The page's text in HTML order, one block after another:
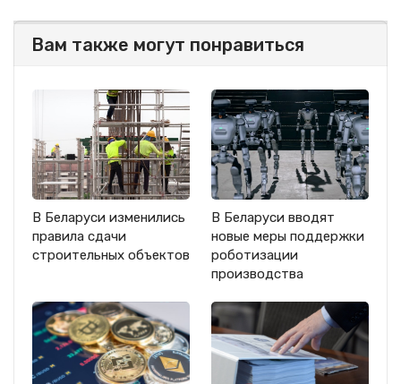
Вам также могут понравиться
В Беларуси изменились
правила сдачи
строительных объектов
В Беларуси вводят
новые меры поддержки
роботизации
производства